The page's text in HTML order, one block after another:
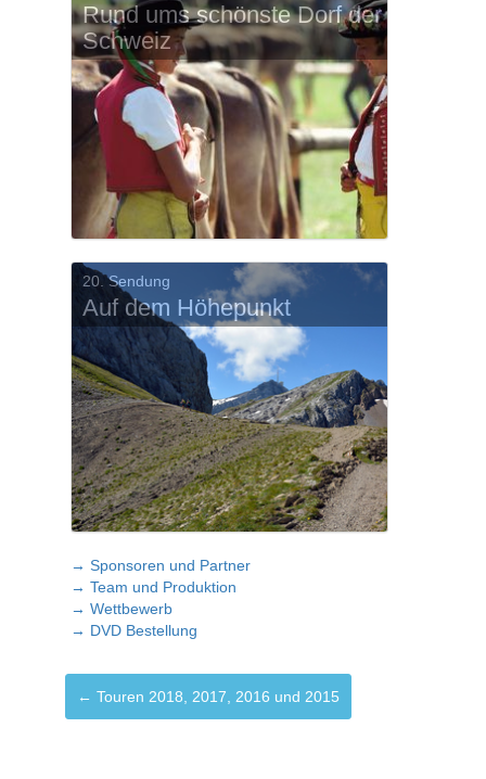
Rund ums schönste Dorf der
Schweiz
20. Sendung
Auf dem Höhepunkt
→ Sponsoren und Partner
→ Team und Produktion
→ Wettbewerb
→ DVD Bestellung
← Touren 2018, 2017, 2016 und 2015